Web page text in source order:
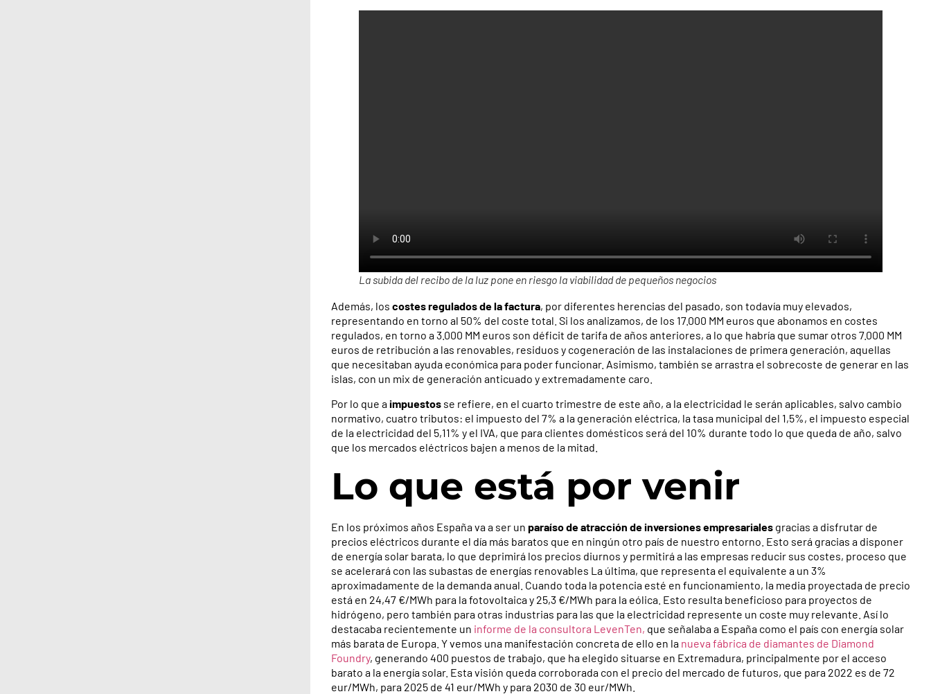
La subida del recibo de la luz pone en riesgo la viabilidad de pequeños negocios
Además, los costes regulados de la factura, por diferentes herencias del pasado, son todavía muy elevados,
representando en torno al 50% del coste total. Si los analizamos, de los 17.000 MM euros que abonamos en costes
regulados, en torno a 3.000 MM euros son déficit de tarifa de años anteriores, a lo que habría que sumar otros 7.000 MM
euros de retribución a las renovables, residuos y cogeneración de las instalaciones de primera generación, aquellas
que necesitaban ayuda económica para poder funcionar. Asimismo, también se arrastra el sobrecoste de generar en las
islas, con un mix de generación anticuado y extremadamente caro.
Por lo que aimpuestosse refiere, en el cuarto trimestre de este año, a la electricidad le serán aplicables, salvo cambio
normativo, cuatro tributos: el impuesto del 7% a la generación eléctrica, la tasa municipal del 1,5%, el impuesto especial
de la electricidad del 5,11% y el IVA, que para clientes domésticos será del 10% durante todo lo que queda de año, salvo
que los mercados eléctricos bajen a menos de la mitad.
Lo que está por venir
En los próximos años España va a ser un paraíso de atracción de inversiones empresarialesgracias a disfrutar de
precios eléctricos durante el día más baratos que en ningún otro país de nuestro entorno. Esto será gracias a disponer
de energía solar barata, lo que deprimirá los precios diurnos y permitirá a las empresas reducir sus costes, proceso que
se acelerará con las subastas de energías renovables La última, que representa el equivalente a un 3%
aproximadamente de la demanda anual. Cuando toda la potencia esté en funcionamiento, la media proyectada de precio
está en 24,47 €/MWh para la fotovoltaica y 25,3 €/MWh para la eólica. Esto resulta beneficioso para proyectos de
hidrógeno, pero también para otras industrias para las que la electricidad represente un coste muy relevante. Así lo
destacaba recientemente un informe de la consultora LevenTen, que señalaba a España como el país con energía solar
más barata de Europa. Y vemos una manifestación concreta de ello en la nueva fábrica de diamantes de Diamond
Foundry, generando 400 puestos de trabajo, que ha elegido situarse en Extremadura, principalmente por el acceso
barato a la energía solar. Esta visión queda corroborada con el precio del mercado de futuros, que para 2022 es de 72
eur/MWh, para 2025 de 41 eur/MWh y para 2030 de 30 eur/MWh.